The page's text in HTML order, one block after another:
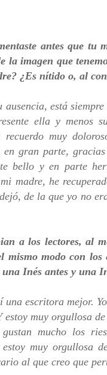
antes que tu
la imagen que
¿Es nítido o, al
está
ella y menos
muy
gran parte,
bello y en parte
madre, he
de la que yo no
a los lectores, al
mismo modo con los
Inés antes y una
escritora mejor.
estoy muy orgullosa
mucho los
estoy muy orgullosa
al que creo que